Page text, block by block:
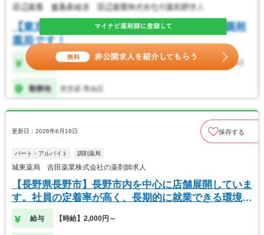
更新日：2026年6月18日 保存する
パート・アルバイト 調剤薬局
城東薬局 吉田薬業株式会社の薬剤師求人
【長野県長野市】長野市内を中心に店舗展開していま
す。社員の定着率が高く、長期的に就業できる環境が
あり
給与 【時給】2,000円～